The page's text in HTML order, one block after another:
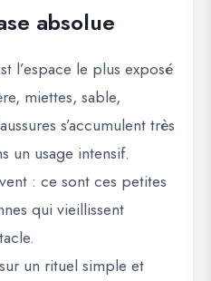
absolue
l’espace le plus exposé
miettes, sable,
s’accumulent très
un usage intensif.
: ce sont ces petites
qui vieillissent
un rituel simple et